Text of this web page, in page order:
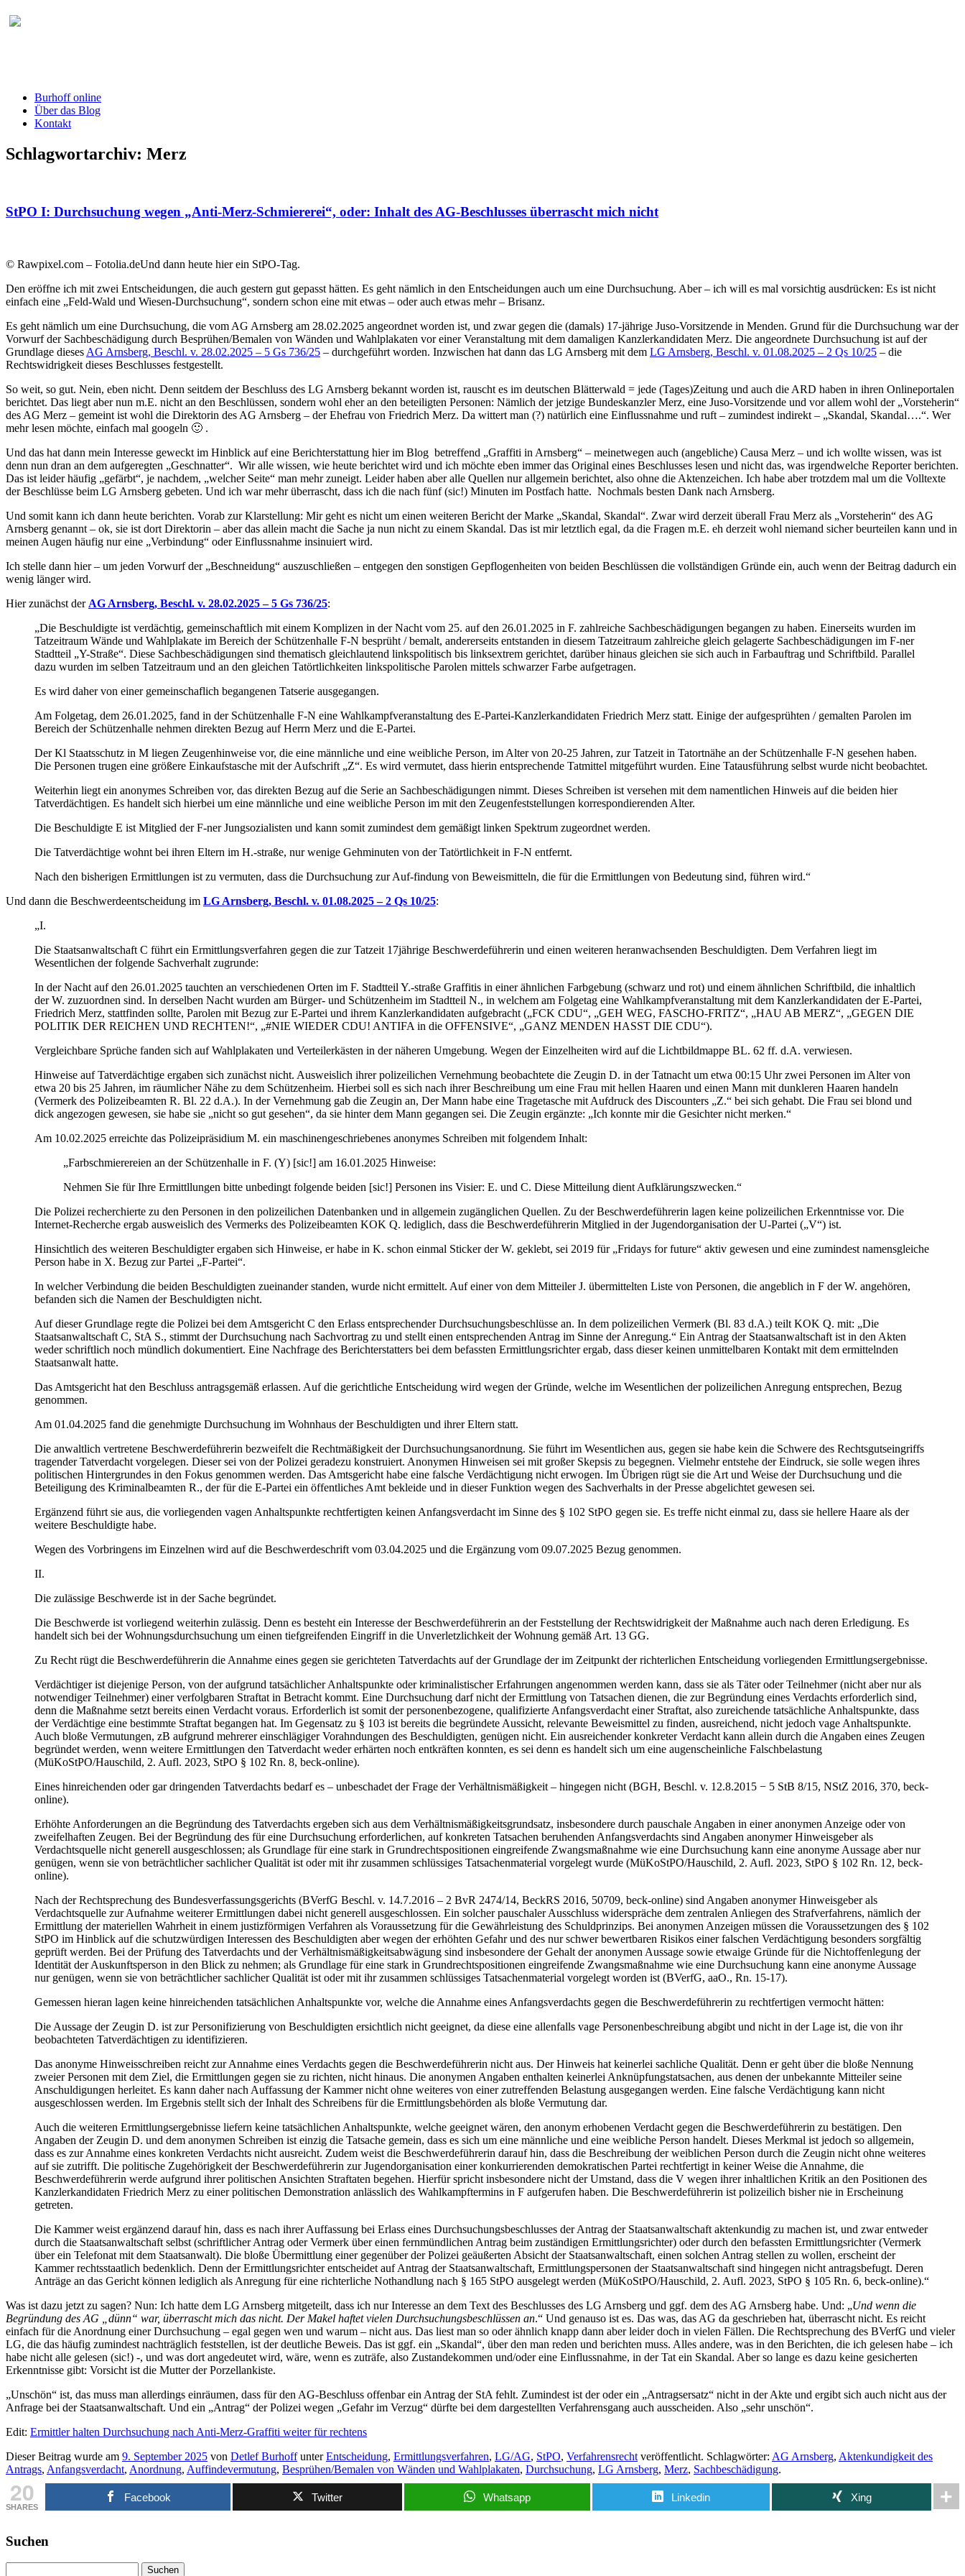
Burhoff online
Über das Blog
Kontakt
Schlagwortarchiv: Merz
StPO I: Durchsuchung wegen „Anti-Merz-Schmiererei“, oder: Inhalt des AG-Beschlusses überrascht mich nicht
© Rawpixel.com – Fotolia.deUnd dann heute hier ein StPO-Tag.
Den eröffne ich mit zwei Entscheidungen, die auch gestern gut gepasst hätten. Es geht nämlich in den Entscheidungen auch um eine Durchsuchung. Aber – ich will es mal vorsichtig ausdrücken: Es ist nicht
einfach eine „Feld-Wald und Wiesen-Durchsuchung“, sondern schon eine mit etwas – oder auch etwas mehr – Brisanz.
Es geht nämlich um eine Durchsuchung, die vom AG Arnsberg am 28.02.2025 angeordnet worden ist, und zwar gegen die (damals) 17-jährige Juso-Vorsitzende in Menden. Grund für die Durchsuchung war der
Vorwurf der Sachbeschädigung durch Besprühen/Bemalen von Wänden und Wahlplakaten vor einer Veranstaltung mit dem damaligen Kanzlerkandidaten Merz. Die angeordnete Durchsuchung ist auf der
Grundlage dieses AG Arnsberg, Beschl. v. 28.02.2025 – 5 Gs 736/25 – durchgeführt worden. Inzwischen hat dann das LG Arnsberg mit dem LG Arnsberg, Beschl. v. 01.08.2025 – 2 Qs 10/25 – die
Rechtswidrigkeit dieses Beschlusses festgestellt.
So weit, so gut. Nein, eben nicht. Denn seitdem der Beschluss des LG Arnsberg bekannt worden ist, rauscht es im deutschen Blätterwald = jede (Tages)Zeitung und auch die ARD haben in ihren Onlineportalen
berichtet. Das liegt aber nun m.E. nicht an den Beschlüssen, sondern wohl eher an den beteiligten Personen: Nämlich der jetzige Bundeskanzler Merz, eine Juso-Vorsitzende und vor allem wohl der „Vorsteherin“
des AG Merz – gemeint ist wohl die Direktorin des AG Arnsberg – der Ehefrau von Friedrich Merz. Da wittert man (?) natürlich eine Einflussnahme und ruft – zumindest indirekt – „Skandal, Skandal….“. Wer
mehr lesen möchte, einfach mal googeln 🙂 .
Und das hat dann mein Interesse geweckt im Hinblick auf eine Berichterstattung hier im Blog betreffend „Graffiti in Arnsberg“ – meinetwegen auch (angebliche) Causa Merz – und ich wollte wissen, was ist
denn nun dran an dem aufgeregten „Geschnatter“. Wir alle wissen, wie heute berichtet wird und ich möchte eben immer das Original eines Beschlusses lesen und nicht das, was irgendwelche Reporter berichten.
Das ist leider häufig „gefärbt“, je nachdem, „welcher Seite“ man mehr zuneigt. Leider haben aber alle Quellen nur allgemein berichtet, also ohne die Aktenzeichen. Ich habe aber trotzdem mal um die Volltexte
der Beschlüsse beim LG Arnsberg gebeten. Und ich war mehr überrascht, dass ich die nach fünf (sic!) Minuten im Postfach hatte. Nochmals besten Dank nach Arnsberg.
Und somit kann ich dann heute berichten. Vorab zur Klarstellung: Mir geht es nicht um einen weiteren Bericht der Marke „Skandal, Skandal“. Zwar wird derzeit überall Frau Merz als „Vorsteherin“ des AG
Arnsberg genannt – ok, sie ist dort Direktorin – aber das allein macht die Sache ja nun nicht zu einem Skandal. Das ist mir letztlich egal, da die Fragen m.E. eh derzeit wohl niemand sicher beurteilen kann und in
meinen Augen häufig nur eine „Verbindung“ oder Einflussnahme insinuiert wird.
Ich stelle dann hier – um jeden Vorwurf der „Beschneidung“ auszuschließen – entgegen den sonstigen Gepflogenheiten von beiden Beschlüssen die vollständigen Gründe ein, auch wenn der Beitrag dadurch ein
wenig länger wird.
Hier zunächst der AG Arnsberg, Beschl. v. 28.02.2025 – 5 Gs 736/25:
„Die Beschuldigte ist verdächtig, gemeinschaftlich mit einem Komplizen in der Nacht vom 25. auf den 26.01.2025 in F. zahlreiche Sachbeschädigungen begangen zu haben. Einerseits wurden im
Tatzeitraum Wände und Wahlplakate im Bereich der Schützenhalle F-N besprüht / bemalt, andererseits entstanden in diesem Tatzeitraum zahlreiche gleich gelagerte Sachbeschädigungen im F-ner
Stadtteil „Y-Straße“. Diese Sachbeschädigungen sind thematisch gleichlautend linkspolitisch bis linksextrem gerichtet, darüber hinaus gleichen sie sich auch in Farbauftrag und Schriftbild. Parallel
dazu wurden im selben Tatzeitraum und an den gleichen Tatörtlichkeiten linkspolitische Parolen mittels schwarzer Farbe aufgetragen.
Es wird daher von einer gemeinschaflich begangenen Tatserie ausgegangen.
Am Folgetag, dem 26.01.2025, fand in der Schützenhalle F-N eine Wahlkampfveranstaltung des E-Partei-Kanzlerkandidaten Friedrich Merz statt. Einige der aufgesprühten / gemalten Parolen im
Bereich der Schützenhalle nehmen direkten Bezug auf Herrn Merz und die E-Partei.
Der Kl Staatsschutz in M liegen Zeugenhinweise vor, die eine männliche und eine weibliche Person, im Alter von 20-25 Jahren, zur Tatzeit in Tatortnähe an der Schützenhalle F-N gesehen haben.
Die Personen trugen eine größere Einkaufstasche mit der Aufschrift „Z“. Es wird vermutet, dass hierin entsprechende Tatmittel mitgeführt wurden. Eine Tatausführung selbst wurde nicht beobachtet.
Weiterhin liegt ein anonymes Schreiben vor, das direkten Bezug auf die Serie an Sachbeschädigungen nimmt. Dieses Schreiben ist versehen mit dem namentlichen Hinweis auf die beiden hier
Tatverdächtigen. Es handelt sich hierbei um eine männliche und eine weibliche Person im mit den Zeugenfeststellungen korrespondierenden Alter.
Die Beschuldigte E ist Mitglied der F-ner Jungsozialisten und kann somit zumindest dem gemäßigt linken Spektrum zugeordnet werden.
Die Tatverdächtige wohnt bei ihren Eltern im H.-straße, nur wenige Gehminuten von der Tatörtlichkeit in F-N entfernt.
Nach den bisherigen Ermittlungen ist zu vermuten, dass die Durchsuchung zur Auf-findung von Beweismitteln, die für die Ermittlungen von Bedeutung sind, führen wird.“
Und dann die Beschwerdeentscheidung im LG Arnsberg, Beschl. v. 01.08.2025 – 2 Qs 10/25:
„I.
Die Staatsanwaltschaft C führt ein Ermittlungsverfahren gegen die zur Tatzeit 17jährige Beschwerdeführerin und einen weiteren heranwachsenden Beschuldigten. Dem Verfahren liegt im
Wesentlichen der folgende Sachverhalt zugrunde:
In der Nacht auf den 26.01.2025 tauchten an verschiedenen Orten im F. Stadtteil Y.-straße Graffitis in einer ähnlichen Farbgebung (schwarz und rot) und einem ähnlichen Schriftbild, die inhaltlich
der W. zuzuordnen sind. In derselben Nacht wurden am Bürger- und Schützenheim im Stadtteil N., in welchem am Folgetag eine Wahlkampfveranstaltung mit dem Kanzlerkandidaten der E-Partei,
Friedrich Merz, stattfinden sollte, Parolen mit Bezug zur E-Partei und ihrem Kanzlerkandidaten aufgebracht („FCK CDU“, „GEH WEG, FASCHO-FRITZ“, „HAU AB MERZ“, „GEGEN DIE
POLITIK DER REICHEN UND RECHTEN!“, „#NIE WIEDER CDU! ANTIFA in die OFFENSIVE“, „GANZ MENDEN HASST DIE CDU“).
Vergleichbare Sprüche fanden sich auf Wahlplakaten und Verteilerkästen in der näheren Umgebung. Wegen der Einzelheiten wird auf die Lichtbildmappe BL. 62 ff. d.A. verwiesen.
Hinweise auf Tatverdächtige ergaben sich zunächst nicht. Ausweislich ihrer polizeilichen Vernehmung beobachtete die Zeugin D. in der Tatnacht um etwa 00:15 Uhr zwei Personen im Alter von
etwa 20 bis 25 Jahren, im räumlicher Nähe zu dem Schützenheim. Hierbei soll es sich nach ihrer Beschreibung um eine Frau mit hellen Haaren und einen Mann mit dunkleren Haaren handeln
(Vermerk des Polizeibeamten R. Bl. 22 d.A.). In der Vernehmung gab die Zeugin an, Der Mann habe eine Tragetasche mit Aufdruck des Discounters „Z.“ bei sich gehabt. Die Frau sei blond und
dick angezogen gewesen, sie habe sie „nicht so gut gesehen“, da sie hinter dem Mann gegangen sei. Die Zeugin ergänzte: „Ich konnte mir die Gesichter nicht merken.“
Am 10.02.2025 erreichte das Polizeipräsidium M. ein maschinengeschriebenes anonymes Schreiben mit folgendem Inhalt:
„Farbschmierereien an der Schützenhalle in F. (Y) [sic!] am 16.01.2025 Hinweise:
Nehmen Sie für Ihre Ermittllungen bitte unbedingt folgende beiden [sic!] Personen ins Visier: E. und C. Diese Mitteilung dient Aufklärungszwecken.“
Die Polizei recherchierte zu den Personen in den polizeilichen Datenbanken und in allgemein zugänglichen Quellen. Zu der Beschwerdeführerin lagen keine polizeilichen Erkenntnisse vor. Die
Internet-Recherche ergab ausweislich des Vermerks des Polizeibeamten KOK Q. lediglich, dass die Beschwerdeführerin Mitglied in der Jugendorganisation der U-Partei („V“) ist.
Hinsichtlich des weiteren Beschuldigter ergaben sich Hinweise, er habe in K. schon einmal Sticker der W. geklebt, sei 2019 für „Fridays for future“ aktiv gewesen und eine zumindest namensgleiche
Person habe in X. Bezug zur Partei „F-Partei“.
In welcher Verbindung die beiden Beschuldigten zueinander standen, wurde nicht ermittelt. Auf einer von dem Mitteiler J. übermittelten Liste von Personen, die angeblich in F der W. angehören,
befanden sich die Namen der Beschuldigten nicht.
Auf dieser Grundlage regte die Polizei bei dem Amtsgericht C den Erlass entsprechender Durchsuchungsbeschlüsse an. In dem polizeilichen Vermerk (Bl. 83 d.A.) teilt KOK Q. mit: „Die
Staatsanwaltschaft C, StA S., stimmt der Durchsuchung nach Sachvortrag zu und stellt einen entsprechenden Antrag im Sinne der Anregung.“ Ein Antrag der Staatsanwaltschaft ist in den Akten
weder schriftlich noch mündlich dokumentiert. Eine Nachfrage des Berichterstatters bei dem befassten Ermittlungsrichter ergab, dass dieser keinen unmittelbaren Kontakt mit dem ermittelnden
Staatsanwalt hatte.
Das Amtsgericht hat den Beschluss antragsgemäß erlassen. Auf die gerichtliche Entscheidung wird wegen der Gründe, welche im Wesentlichen der polizeilichen Anregung entsprechen, Bezug
genommen.
Am 01.04.2025 fand die genehmigte Durchsuchung im Wohnhaus der Beschuldigten und ihrer Eltern statt.
Die anwaltlich vertretene Beschwerdeführerin bezweifelt die Rechtmäßigkeit der Durchsuchungsanordnung. Sie führt im Wesentlichen aus, gegen sie habe kein die Schwere des Rechtsgutseingriffs
tragender Tatverdacht vorgelegen. Dieser sei von der Polizei geradezu konstruiert. Anonymen Hinweisen sei mit großer Skepsis zu begegnen. Vielmehr entstehe der Eindruck, sie solle wegen ihres
politischen Hintergrundes in den Fokus genommen werden. Das Amtsgericht habe eine falsche Verdächtigung nicht erwogen. Im Übrigen rügt sie die Art und Weise der Durchsuchung und die
Beteiligung des Kriminalbeamten R., der für die E-Partei ein öffentliches Amt bekleide und in dieser Funktion wegen des Sachverhalts in der Presse abgelichtet gewesen sei.
Ergänzend führt sie aus, die vorliegenden vagen Anhaltspunkte rechtfertigten keinen Anfangsverdacht im Sinne des § 102 StPO gegen sie. Es treffe nicht einmal zu, dass sie hellere Haare als der
weitere Beschuldigte habe.
Wegen des Vorbringens im Einzelnen wird auf die Beschwerdeschrift vom 03.04.2025 und die Ergänzung vom 09.07.2025 Bezug genommen.
II.
Die zulässige Beschwerde ist in der Sache begründet.
Die Beschwerde ist vorliegend weiterhin zulässig. Denn es besteht ein Interesse der Beschwerdeführerin an der Feststellung der Rechtswidrigkeit der Maßnahme auch nach deren Erledigung. Es
handelt sich bei der Wohnungsdurchsuchung um einen tiefgreifenden Eingriff in die Unverletzlichkeit der Wohnung gemäß Art. 13 GG.
Zu Recht rügt die Beschwerdeführerin die Annahme eines gegen sie gerichteten Tatverdachts auf der Grundlage der im Zeitpunkt der richterlichen Entscheidung vorliegenden Ermittlungsergebnisse.
Verdächtiger ist diejenige Person, von der aufgrund tatsächlicher Anhaltspunkte oder kriminalistischer Erfahrungen angenommen werden kann, dass sie als Täter oder Teilnehmer (nicht aber nur als
notwendiger Teilnehmer) einer verfolgbaren Straftat in Betracht kommt. Eine Durchsuchung darf nicht der Ermittlung von Tatsachen dienen, die zur Begründung eines Verdachts erforderlich sind,
denn die Maßnahme setzt bereits einen Verdacht voraus. Erforderlich ist somit der personenbezogene, qualifizierte Anfangsverdacht einer Straftat, also zureichende tatsächliche Anhaltspunkte, dass
der Verdächtige eine bestimmte Straftat begangen hat. Im Gegensatz zu § 103 ist bereits die begründete Aussicht, relevante Beweismittel zu finden, ausreichend, nicht jedoch vage Anhaltspunkte.
Auch bloße Vermutungen, zB aufgrund mehrerer einschlägiger Vorahndungen des Beschuldigten, genügen nicht. Ein ausreichender konkreter Verdacht kann allein durch die Angaben eines Zeugen
begründet werden, wenn weitere Ermittlungen den Tatverdacht weder erhärten noch entkräften konnten, es sei denn es handelt sich um eine augenscheinliche Falschbelastung
(MüKoStPO/Hauschild, 2. Aufl. 2023, StPO § 102 Rn. 8, beck-online).
Eines hinreichenden oder gar dringenden Tatverdachts bedarf es – unbeschadet der Frage der Verhältnismäßigkeit – hingegen nicht (BGH, Beschl. v. 12.8.2015 − 5 StB 8/15, NStZ 2016, 370, beck-
online).
Erhöhte Anforderungen an die Begründung des Tatverdachts ergeben sich aus dem Verhältnismäßigkeitsgrundsatz, insbesondere durch pauschale Angaben in einer anonymen Anzeige oder von
zweifelhaften Zeugen. Bei der Begründung des für eine Durchsuchung erforderlichen, auf konkreten Tatsachen beruhenden Anfangsverdachts sind Angaben anonymer Hinweisgeber als
Verdachtsquelle nicht generell ausgeschlossen; als Grundlage für eine stark in Grundrechtspositionen eingreifende Zwangsmaßnahme wie eine Durchsuchung kann eine anonyme Aussage aber nur
genügen, wenn sie von beträchtlicher sachlicher Qualität ist oder mit ihr zusammen schlüssiges Tatsachenmaterial vorgelegt wurde (MüKoStPO/Hauschild, 2. Aufl. 2023, StPO § 102 Rn. 12, beck-
online).
Nach der Rechtsprechung des Bundesverfassungsgerichts (BVerfG Beschl. v. 14.7.2016 – 2 BvR 2474/14, BeckRS 2016, 50709, beck-online) sind Angaben anonymer Hinweisgeber als
Verdachtsquelle zur Aufnahme weiterer Ermittlungen dabei nicht generell ausgeschlossen. Ein solcher pauschaler Ausschluss widerspräche dem zentralen Anliegen des Strafverfahrens, nämlich der
Ermittlung der materiellen Wahrheit in einem justizförmigen Verfahren als Voraussetzung für die Gewährleistung des Schuldprinzips. Bei anonymen Anzeigen müssen die Voraussetzungen des § 102
StPO im Hinblick auf die schutzwürdigen Interessen des Beschuldigten aber wegen der erhöhten Gefahr und des nur schwer bewertbaren Risikos einer falschen Verdächtigung besonders sorgfältig
geprüft werden. Bei der Prüfung des Tatverdachts und der Verhältnismäßigkeitsabwägung sind insbesondere der Gehalt der anonymen Aussage sowie etwaige Gründe für die Nichtoffenlegung der
Identität der Auskunftsperson in den Blick zu nehmen; als Grundlage für eine stark in Grundrechtspositionen eingreifende Zwangsmaßnahme wie eine Durchsuchung kann eine anonyme Aussage
nur genügen, wenn sie von beträchtlicher sachlicher Qualität ist oder mit ihr zusammen schlüssiges Tatsachenmaterial vorgelegt worden ist (BVerfG, aaO., Rn. 15-17).
Gemessen hieran lagen keine hinreichenden tatsächlichen Anhaltspunkte vor, welche die Annahme eines Anfangsverdachts gegen die Beschwerdeführerin zu rechtfertigen vermocht hätten:
Die Aussage der Zeugin D. ist zur Personifizierung von Beschuldigten ersichtlich nicht geeignet, da diese eine allenfalls vage Personenbeschreibung abgibt und nicht in der Lage ist, die von ihr
beobachteten Tatverdächtigen zu identifizieren.
Das anonyme Hinweisschreiben reicht zur Annahme eines Verdachts gegen die Beschwerdeführerin nicht aus. Der Hinweis hat keinerlei sachliche Qualität. Denn er geht über die bloße Nennung
zweier Personen mit dem Ziel, die Ermittlungen gegen sie zu richten, nicht hinaus. Die anonymen Angaben enthalten keinerlei Anknüpfungstatsachen, aus denen der unbekannte Mitteiler seine
Anschuldigungen herleitet. Es kann daher nach Auffassung der Kammer nicht ohne weiteres von einer zutreffenden Belastung ausgegangen werden. Eine falsche Verdächtigung kann nicht
ausgeschlossen werden. Im Ergebnis stellt sich der Inhalt des Schreibens für die Ermittlungsbehörden als bloße Vermutung dar.
Auch die weiteren Ermittlungsergebnisse liefern keine tatsächlichen Anhaltspunkte, welche geeignet wären, den anonym erhobenen Verdacht gegen die Beschwerdeführerin zu bestätigen. Den
Angaben der Zeugin D. und dem anonymen Schreiben ist einzig die Tatsache gemein, dass es sich um eine männliche und eine weibliche Person handelt. Dieses Merkmal ist jedoch so allgemein,
dass es zur Annahme eines konkreten Verdachts nicht ausreicht. Zudem weist die Beschwerdeführerin darauf hin, dass die Beschreibung der weiblichen Person durch die Zeugin nicht ohne weiteres
auf sie zutrifft. Die politische Zugehörigkeit der Beschwerdeführerin zur Jugendorganisation einer konkurrierenden demokratischen Partei rechtfertigt in keiner Weise die Annahme, die
Beschwerdeführerin werde aufgrund ihrer politischen Ansichten Straftaten begehen. Hierfür spricht insbesondere nicht der Umstand, dass die V wegen ihrer inhaltlichen Kritik an den Positionen des
Kanzlerkandidaten Friedrich Merz zu einer politischen Demonstration anlässlich des Wahlkampftermins in F aufgerufen haben. Die Beschwerdeführerin ist polizeilich bisher nie in Erscheinung
getreten.
Die Kammer weist ergänzend darauf hin, dass es nach ihrer Auffassung bei Erlass eines Durchsuchungsbeschlusses der Antrag der Staatsanwaltschaft aktenkundig zu machen ist, und zwar entweder
durch die Staatsanwaltschaft selbst (schriftlicher Antrag oder Vermerk über einen fernmündlichen Antrag beim zuständigen Ermittlungsrichter) oder durch den befassten Ermittlungsrichter (Vermerk
über ein Telefonat mit dem Staatsanwalt). Die bloße Übermittlung einer gegenüber der Polizei geäußerten Absicht der Staatsanwaltschaft, einen solchen Antrag stellen zu wollen, erscheint der
Kammer rechtsstaatlich bedenklich. Denn der Ermittlungsrichter entscheidet auf Antrag der Staatsanwaltschaft, Ermittlungspersonen der Staatsanwaltschaft sind hingegen nicht antragsbefugt. Deren
Anträge an das Gericht können lediglich als Anregung für eine richterliche Nothandlung nach § 165 StPO ausgelegt werden (MüKoStPO/Hauschild, 2. Aufl. 2023, StPO § 105 Rn. 6, beck-online).“
Was ist dazu jetzt zu sagen? Nun: Ich hatte dem LG Arnsberg mitgeteilt, dass ich nur Interesse an dem Text des Beschlusses des LG Arnsberg und ggf. dem des AG Arnsberg habe. Und: „Und wenn die
Begründung des AG „dünn“ war, überrascht mich das nicht. Der Makel haftet vielen Durchsuchungsbeschlüssen an.“ Und genauso ist es. Das was, das AG da geschrieben hat, überrascht nicht. Es reicht
einfach für die Anordnung einer Durchsuchung – egal gegen wen und warum – nicht aus. Das liest man so oder ähnlich knapp dann aber leider doch in vielen Fällen. Die Rechtsprechung des BVerfG und vieler
LG, die das häufig zumindest nachträglich feststellen, ist der deutliche Beweis. Das ist ggf. ein „Skandal“, über den man reden und berichten muss. Alles andere, was in den Berichten, die ich gelesen habe – ich
habe nicht alle gelesen (sic!) -, und was dort angedeutet wird, wäre, wenn es zuträfe, also Zustandekommen und/oder eine Einflussnahme, in der Tat ein Skandal. Aber so lange es dazu keine gesicherten
Erkenntnisse gibt: Vorsicht ist die Mutter der Porzellankiste.
„Unschön“ ist, das muss man allerdings einräumen, dass für den AG-Beschluss offenbar ein Antrag der StA fehlt. Zumindest ist der oder ein „Antragsersatz“ nicht in der Akte und ergibt sich auch nicht aus der
Anfrage bei der Staatsanwaltschaft. Und ein „Antrag“ der Polizei wegen „Gefahr im Verzug“ dürfte bei dem dargestellten Verfahrensgang auch ausscheiden. Also „sehr unschön“.
Edit: Ermittler halten Durchsuchung nach Anti-Merz-Graffiti weiter für rechtens
Dieser Beitrag wurde am 9. September 2025 von Detlef BurhoffunterEntscheidung, Ermittlungsverfahren, LG/AG, StPO, Verfahrensrecht veröffentlicht. Schlagwörter: AG Arnsberg, Aktenkundigkeit des
Antrags, Anfangsverdacht, Anordnung, Auffindevermutung, Besprühen/Bemalen von Wänden und Wahlplakaten, Durchsuchung, LG Arnsberg, Merz, Sachbeschädigung.
20
SHARES
Facebook Twitter Whatsapp Linkedin Xing
Suchen